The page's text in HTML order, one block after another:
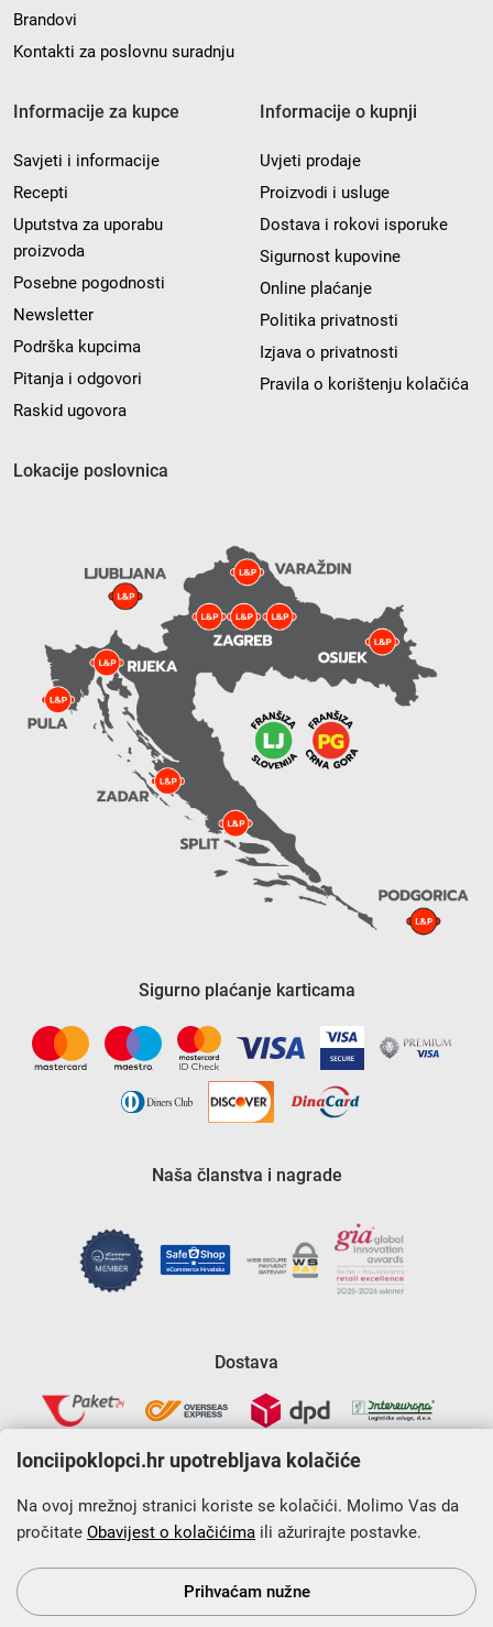
Brandovi
Kontakti za poslovnu suradnju
Informacije za kupce
Savjeti i informacije
Recepti
Uputstva za uporabu
proizvoda
Posebne pogodnosti
Newsletter
Podrška kupcima
Pitanja i odgovori
Raskid ugovora
Informacije o kupnji
Uvjeti prodaje
Proizvodi i usluge
Dostava i rokovi isporuke
Sigurnost kupovine
Online plaćanje
Politika privatnosti
Izjava o privatnosti
Pravila o korištenju kolačića
Lokacije poslovnica
Sigurno plaćanje karticama
Naša članstva i nagrade
Dostava
Krajnji primatelj financijskog instrumenta sufinanciranog iz
Europskog fonda za regionalni razvoj u sklopu Operativnog
programa „Konkurentnost i kohezija”.
lonciipoklopci.hr upotrebljava kolačiće
Na ovoj mrežnoj stranici koriste se kolačići. Molimo Vas da
pročitate Obavijest o kolačićima ili ažurirajte postavke.
Prihvaćam nužne